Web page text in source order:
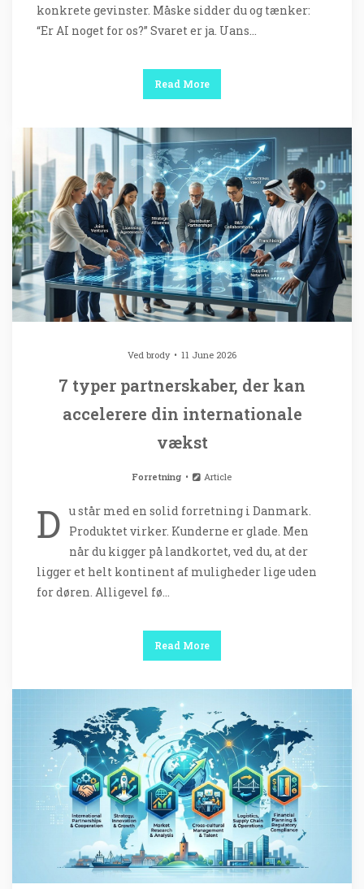
konkrete gevinster. Måske sidder du og tænker:
“Er AI noget for os?” Svaret er ja. Uans…
Read More
Ved brody 11 June 2026
7 typer partnerskaber, der kan
accelerere din internationale
vækst
Forretning Article
D u står med en solid forretning i Danmark.
Produktet virker. Kunderne er glade. Men
når du kigger på landkortet, ved du, at der
ligger et helt kontinent af muligheder lige uden
for døren. Alligevel fø…
Read More